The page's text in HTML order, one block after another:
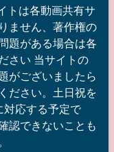
トは各動画共有サ
ません、著作権の
題がある場合は各
さい 当サイトの
がございましたら
ださい。土日祝を
対応する予定で
認できないことも